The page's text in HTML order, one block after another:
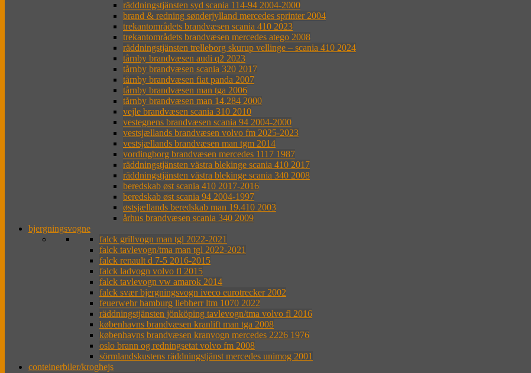
räddningstjänsten syd scania 114-94 2004-2000
brand & redning sønderjylland mercedes sprinter 2004
trekantområdets brandvæsen scania 410 2023
trekantområdets brandvæsen mercedes atego 2008
räddningstjänsten trelleborg skurup vellinge – scania 410 2024
tårnby brandvæsen audi q2 2023
tårnby brandvæsen scania 320 2017
tårnby brandvæsen fiat panda 2007
tårnby brandvæsen man tga 2006
tårnby brandvæsen man 14.284 2000
vejle brandvæsen scania 310 2010
vestegnens brandvæsen scania 94 2004-2000
vestsjællands brandvæsen volvo fm 2025-2023
vestsjællands brandvæsen man tgm 2014
vordingborg brandvæsen mercedes 1117 1987
räddningstjänsten västra blekinge scania 410 2017
räddningstjänsten västra blekinge scania 340 2008
beredskab øst scania 410 2017-2016
beredskab øst scania 94 2004-1997
østsjællands beredskab man 19.410 2003
århus brandvæsen scania 340 2009
bjergningsvogne
falck grillvogn man tgl 2022-2021
falck tavlevogn/tma man tgl 2022-2021
falck renault d 7-5 2016-2015
falck ladvogn volvo fl 2015
falck tavlevogn vw amarok 2014
falck svær bjergningsvogn iveco eurotrecker 2002
feuerwehr hamburg liebherr ltm 1070 2022
räddningstjänsten jönköping tavlevogn/tma volvo fl 2016
københavns brandvæsen kranlift man tga 2008
københavns brandvæsen kranvogn mercedes 2226 1976
oslo brann og redningsetat volvo fm 2008
sörmlandskustens räddningstjänst mercedes unimog 2001
conteinerbiler/kroghejs